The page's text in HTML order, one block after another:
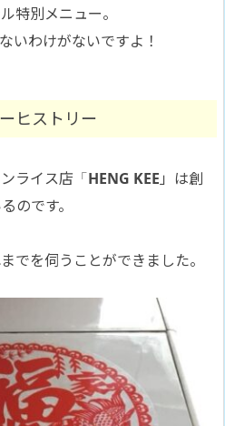
特別メニュー。
いわけがないですよ！
ヒストリー
ライス店「HENG KEE」は創
のです。
でを伺うことができました。